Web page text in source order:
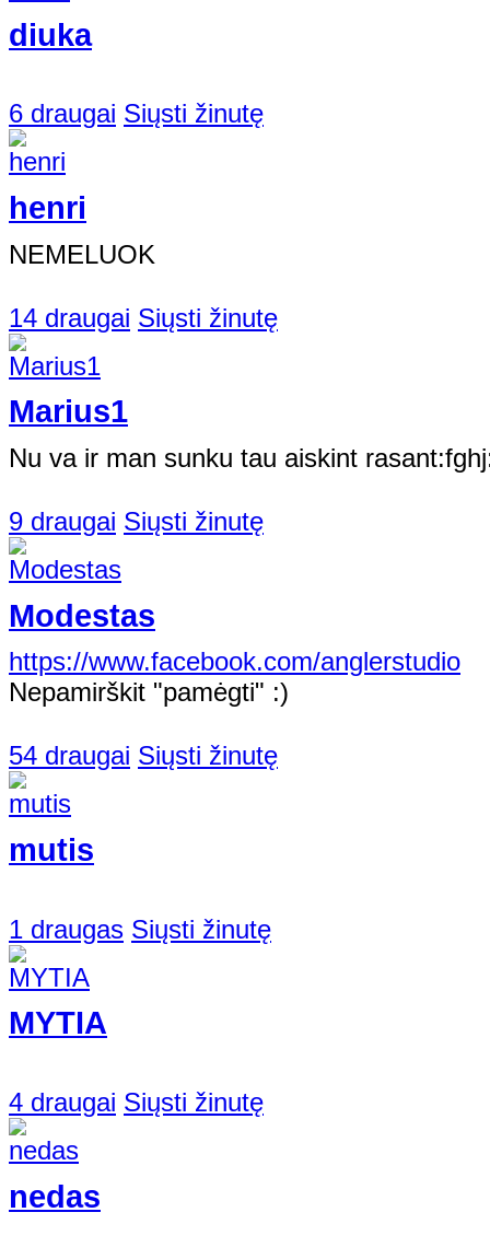
diuka
6 draugai Siųsti žinutę
henri
NEMELUOK
14 draugai Siųsti žinutę
Marius1
Nu va ir man sunku tau aiskint
9 draugai Siųsti žinutę
Modestas
https://www.facebook.com/anglerstudio
Nepamirškit "pamėgti" :)
54 draugai Siųsti žinutę
mutis
1 draugas Siųsti žinutę
MYTIA
4 draugai Siųsti žinutę
nedas